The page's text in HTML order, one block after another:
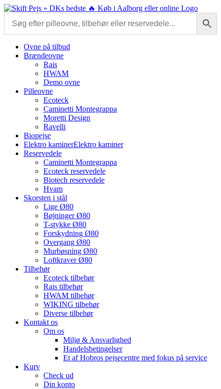
Skip
content
Ovne på tilbud
Brændeovne
Rais
HWAM
Demo ovne
Pilleovne
Ecoteck
Caminetti Montegrappa
Moretti Design
Ravelli
Biopejse
Elektro kaminerElektro kaminer
Reservedele
Caminetti Montegrappa
Ecoteck reservedele
Biotech reservedele
Hvam
Skorsten i stål
Lige Ø80
Bøjninger Ø80
T-stykke Ø80
Forskydning Ø80
Overgang Ø80
Murbøsning Ø80
Loftkraver Ø80
Tilbehør
Ecoteck tilbehør
Rais tilbehør
HWAM tilbehør
WIKING tilbehør
Diverse tilbehør
Kontakt os
Om os
Miljø & Ansvarlighed
Handelsbetingelser
Et af Hobros pejsecentre med fokus på service
Kurv
Check ud
Din konto